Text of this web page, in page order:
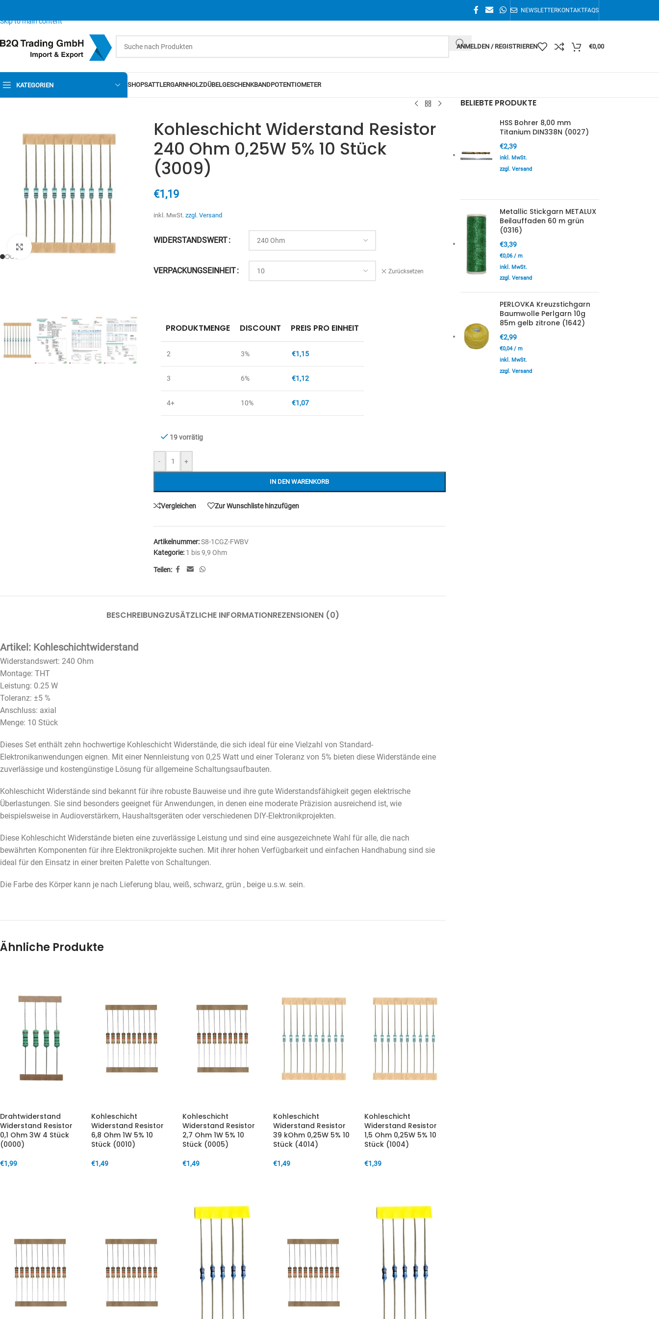
Skip to main content
NEWSLETTERKONTAKTFAQS
ANMELDEN / REGISTRIEREN €0,00
KATEGORIEN SHOPSATTLERGARNHOLZDÜBELGESCHENKBANDPOTENTIOMETER
Kohleschicht Widerstand Resistor
240 Ohm 0,25W 5% 10 Stück
(3009)
€1,19
inkl. MwSt. zzgl. Versand
WIDERSTANDSWERT
VERPACKUNGSEINHEIT Zurücksetzen
PRODUKTMENGE DISCOUNT PREIS PRO EINHEIT
2 3% €1,15
3 6% €1,12
4+ 10% €1,07
19 vorrätig
- +
IN DEN WARENKORB
Vergleichen Zur Wunschliste hinzufügen
Artikelnummer:S8-1CGZ-FWBV
Kategorie: 1 bis 9,9 Ohm
Teilen:
BESCHREIBUNGZUSÄTZLICHE INFORMATIONREZENSIONEN (0)
Artikel: Kohleschichtwiderstand
Widerstandswert: 240 Ohm
Montage: THT
Leistung: 0.25 W
Toleranz: ±5 %
Anschluss: axial
Menge: 10 Stück
Dieses Set enthält zehn hochwertige Kohleschicht Widerstände, die sich ideal für eine Vielzahl von Standard-
Elektronikanwendungen eignen. Mit einer Nennleistung von 0,25 Watt und einer Toleranz von 5% bieten diese Widerstände eine
zuverlässige und kostengünstige Lösung für allgemeine Schaltungsaufbauten.
Kohleschicht Widerstände sind bekannt für ihre robuste Bauweise und ihre gute Widerstandsfähigkeit gegen elektrische
Überlastungen. Sie sind besonders geeignet für Anwendungen, in denen eine moderate Präzision ausreichend ist, wie
beispielsweise in Audioverstärkern, Haushaltsgeräten oder verschiedenen DIY-Elektronikprojekten.
Diese Kohleschicht Widerstände bieten eine zuverlässige Leistung und sind eine ausgezeichnete Wahl für alle, die nach
bewährten Komponenten für ihre Elektronikprojekte suchen. Mit ihrer hohen Verfügbarkeit und einfachen Handhabung sind sie
ideal für den Einsatz in einer breiten Palette von Schaltungen.
Die Farbe des Körper kann je nach Lieferung blau, weiß, schwarz, grün , beige u.s.w. sein.
Ähnliche Produkte
Drahtwiderstand
Widerstand Resistor
0,1 Ohm 3W 4 Stück
(0000)
€1,99
Kohleschicht
Widerstand Resistor
6,8 Ohm 1W 5% 10
Stück (0010)
€1,49
Kohleschicht
Widerstand Resistor
2,7 Ohm 1W 5% 10
Stück (0005)
€1,49
Kohleschicht
Widerstand Resistor
39 kOhm 0,25W 5% 10
Stück (4014)
€1,49
Kohleschicht
Widerstand Resistor
1,5 Ohm 0,25W 5% 10
Stück (1004)
€1,39
BELIEBTE PRODUKTE
HSS Bohrer 8,00 mm
Titanium DIN338N (0027)
€2,39
inkl. MwSt.
zzgl. Versand
Metallic Stickgarn METALUX
Beilauffaden 60 m grün
(0316)
€3,39
€0,06/ m
inkl. MwSt.
zzgl. Versand
PERLOVKA Kreuzstichgarn
Baumwolle Perlgarn 10g
85m gelb zitrone (1642)
€2,99
€0,04/ m
inkl. MwSt.
zzgl. Versand